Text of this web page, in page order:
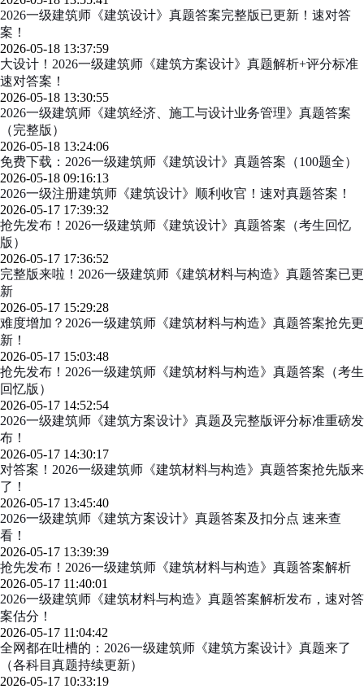
2026一级建筑师《建筑设计》真题答案完整版已更新！速对答
案！
2026-05-18 13:37:59
大设计！2026一级建筑师《建筑方案设计》真题解析+评分标准
速对答案！
2026-05-18 13:30:55
2026一级建筑师《建筑经济、施工与设计业务管理》真题答案
（完整版）
2026-05-18 13:24:06
免费下载：2026一级建筑师《建筑设计》真题答案（100题全）
2026-05-18 09:16:13
2026一级注册建筑师《建筑设计》顺利收官！速对真题答案！
2026-05-17 17:39:32
抢先发布！2026一级建筑师《建筑设计》真题答案（考生回忆
版）
2026-05-17 17:36:52
完整版来啦！2026一级建筑师《建筑材料与构造》真题答案已更
新
2026-05-17 15:29:28
难度增加？2026一级建筑师《建筑材料与构造》真题答案抢先更
新！
2026-05-17 15:03:48
抢先发布！2026一级建筑师《建筑材料与构造》真题答案（考生
回忆版）
2026-05-17 14:52:54
2026一级建筑师《建筑方案设计》真题及完整版评分标准重磅发
布！
2026-05-17 14:30:17
对答案！2026一级建筑师《建筑材料与构造》真题答案抢先版来
了！
2026-05-17 13:45:40
2026一级建筑师《建筑方案设计》真题答案及扣分点 速来查
看！
2026-05-17 13:39:39
抢先发布！2026一级建筑师《建筑材料与构造》真题答案解析
2026-05-17 11:40:01
2026一级建筑师《建筑材料与构造》真题答案解析发布，速对答
案估分！
2026-05-17 11:04:42
全网都在吐槽的：2026一级建筑师《建筑方案设计》真题来了
（各科目真题持续更新）
2026-05-17 10:33:19